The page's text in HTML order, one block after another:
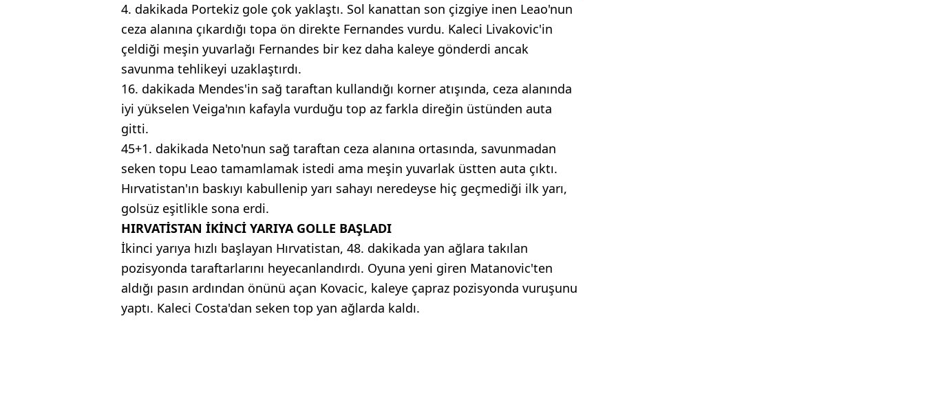
4. dakikada Portekiz gole çok yaklaştı. Sol kanattan son çizgiye inen Leao'nun
ceza alanına çıkardığı topa ön direkte Fernandes vurdu. Kaleci Livakovic'in
çeldiği meşin yuvarlağı Fernandes bir kez daha kaleye gönderdi ancak
savunma tehlikeyi uzaklaştırdı.
16. dakikada Mendes'in sağ taraftan kullandığı korner atışında, ceza alanında
iyi yükselen Veiga'nın kafayla vurduğu top az farkla direğin üstünden auta
gitti.
45+1. dakikada Neto'nun sağ taraftan ceza alanına ortasında, savunmadan
seken topu Leao tamamlamak istedi ama meşin yuvarlak üstten auta çıktı.
Hırvatistan'ın baskıyı kabullenip yarı sahayı neredeyse hiç geçmediği ilk yarı,
golsüz eşitlikle sona erdi.
HIRVATİSTAN İKİNCİ YARIYA GOLLE BAŞLADI
İkinci yarıya hızlı başlayan Hırvatistan, 48. dakikada yan ağlara takılan
pozisyonda taraftarlarını heyecanlandırdı. Oyuna yeni giren Matanovic'ten
aldığı pasın ardından önünü açan Kovacic, kaleye çapraz pozisyonda vuruşunu
yaptı. Kaleci Costa'dan seken top yan ağlarda kaldı.